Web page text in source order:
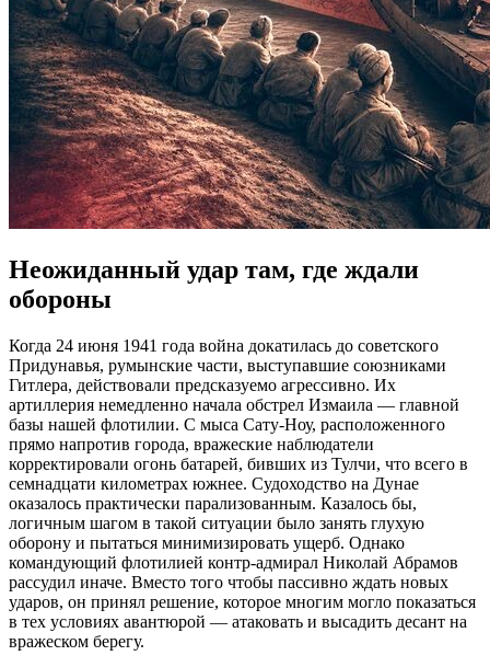
Неожиданный удар там, где ждали
обороны
Когда 24 июня 1941 года война докатилась до советского
Придунавья, румынские части, выступавшие союзниками
Гитлера, действовали предсказуемо агрессивно. Их
артиллерия немедленно начала обстрел Измаила — главной
базы нашей флотилии. С мыса Сату-Ноу, расположенного
прямо напротив города, вражеские наблюдатели
корректировали огонь батарей, бивших из Тулчи, что всего в
семнадцати километрах южнее. Судоходство на Дунае
оказалось практически парализованным. Казалось бы,
логичным шагом в такой ситуации было занять глухую
оборону и пытаться минимизировать ущерб. Однако
командующий флотилией контр-адмирал Николай Абрамов
рассудил иначе. Вместо того чтобы пассивно ждать новых
ударов, он принял решение, которое многим могло показаться
в тех условиях авантюрой — атаковать и высадить десант на
вражеском берегу.